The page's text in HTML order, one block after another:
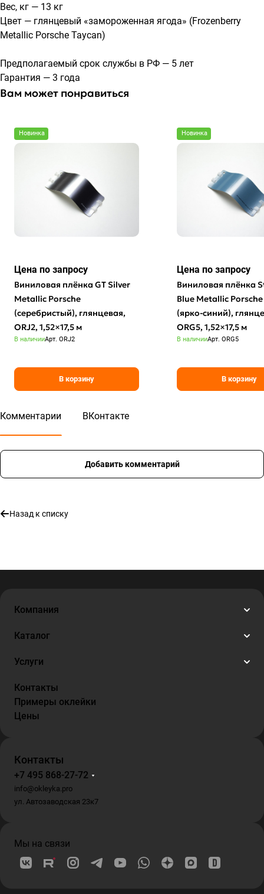
Вес, кг — 13 кг
Цвет — глянцевый «замороженная ягода» (Frozenberry
Metallic Porsche Taycan)
Предполагаемый срок службы в РФ — 5 лет
Гарантия — 3 года
Вам может понравиться
Новинка
Цена по запросу
Виниловая плёнка GT Silver
Metallic Porsche
(серебристый), глянцевая,
ORJ2, 1,52×17,5 м
В наличииАрт. ORJ2
В корзину
Новинка
Цена по запросу
Виниловая плёнка
Blue Metallic
(ярко-синий),
ORG5, 1,52×17,5 м
В наличииАрт. ORG5
В корзину
Комментарии ВКонтакте
Добавить комментарий
Назад к списку
Компания
Каталог
Услуги
Контакты
Примеры оклейки
Цены
Контакты
+7 495 868-27-72
info@okleyka.pro
ул. Автозаводская 23к7
Мы на связи